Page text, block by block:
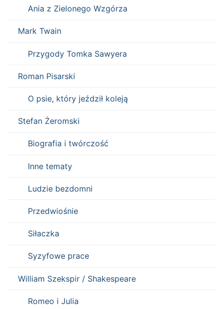
Ania z Zielonego Wzgórza
Mark Twain
Przygody Tomka Sawyera
Roman Pisarski
O psie, który jeździł koleją
Stefan Żeromski
Biografia i twórczość
Inne tematy
Ludzie bezdomni
Przedwiośnie
Siłaczka
Syzyfowe prace
William Szekspir / Shakespeare
Romeo i Julia